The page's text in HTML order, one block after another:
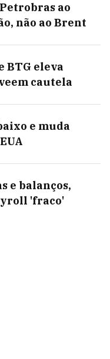
ao
não ao Brent
BTG eleva
cautela
e muda
e balanços,
'fraco'